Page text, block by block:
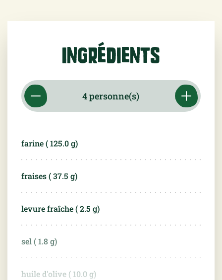
Ingrédients
farine (125.0g)
fraises (37.5 g)
levure fraîche (2.5 g)
sel (1.8 g)
huile d'olive ( 10.0 g)